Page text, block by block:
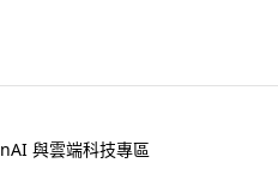
與雲端科技專區